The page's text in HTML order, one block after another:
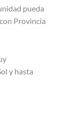
pueda
Provincia
y hasta